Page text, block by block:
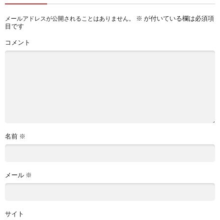
メールアドレスが公開されることはありません。 ※ が付いている欄は必須項
目です
コメント
名前 ※
メール ※
サイト